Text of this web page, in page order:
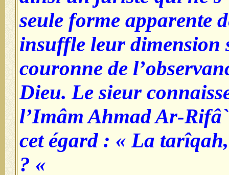
seule forme apparente
insuffle leur dimension
couronne de
Dieu. Le sieur
l’Imâm Ahmad Ar-
cet égard : « La
» ?